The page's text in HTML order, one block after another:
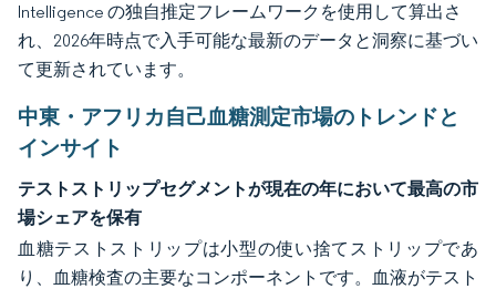
Intelligence の独自推定フレームワークを使用して算出さ
れ、2026年時点で入手可能な最新のデータと洞察に基づい
て更新されています。
中東・アフリカ自己血糖測定市場のトレンドと
インサイト
テストストリップセグメントが現在の年において最高の市
場シェアを保有
血糖テストストリップは小型の使い捨てストリップであ
り、血糖検査の主要なコンポーネントです。血液がテスト